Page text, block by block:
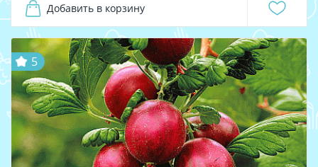
Добавить в корзину
5